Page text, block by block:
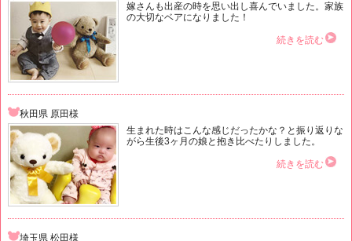
嫁さんも出産の時を思い出し喜んでいました。家族
の大切なベアになりました！
続きを読む
秋田県 原田様
生まれた時はこんな感じだったかな？と振り返りな
がら生後3ヶ月の娘と抱き比べたりしました。
続きを読む
埼玉県 松田様